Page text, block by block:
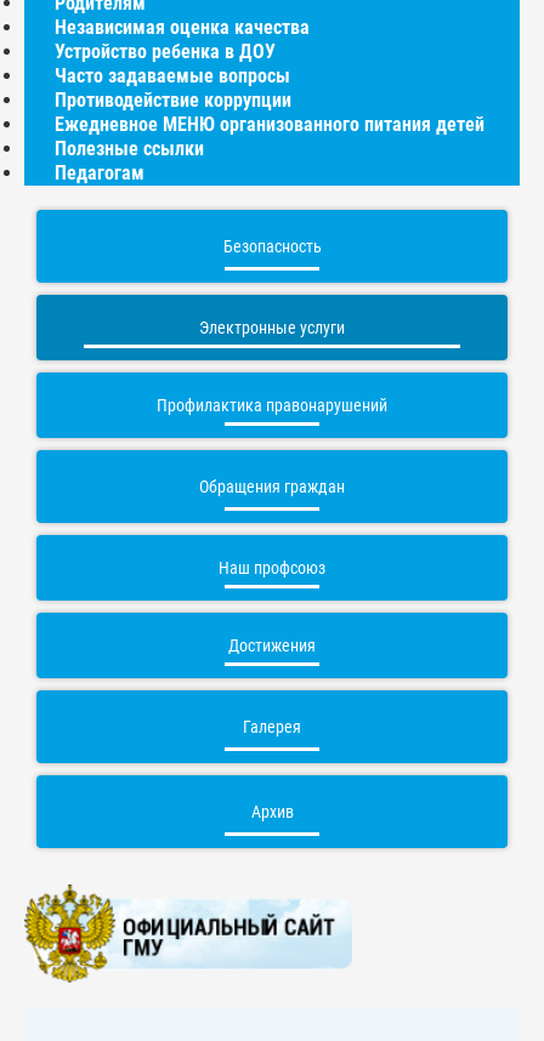
Независимая оценка качества
Устройство ребенка в ДОУ
Часто задаваемые вопросы
Противодействие коррупции
Ежедневное МЕНЮ организованного питания детей
Полезные ссылки
Педагогам
Безопасность
Электронные услуги
Профилактика правонарушений
Обращения граждан
Наш профсоюз
Достижения
Галерея
Архив